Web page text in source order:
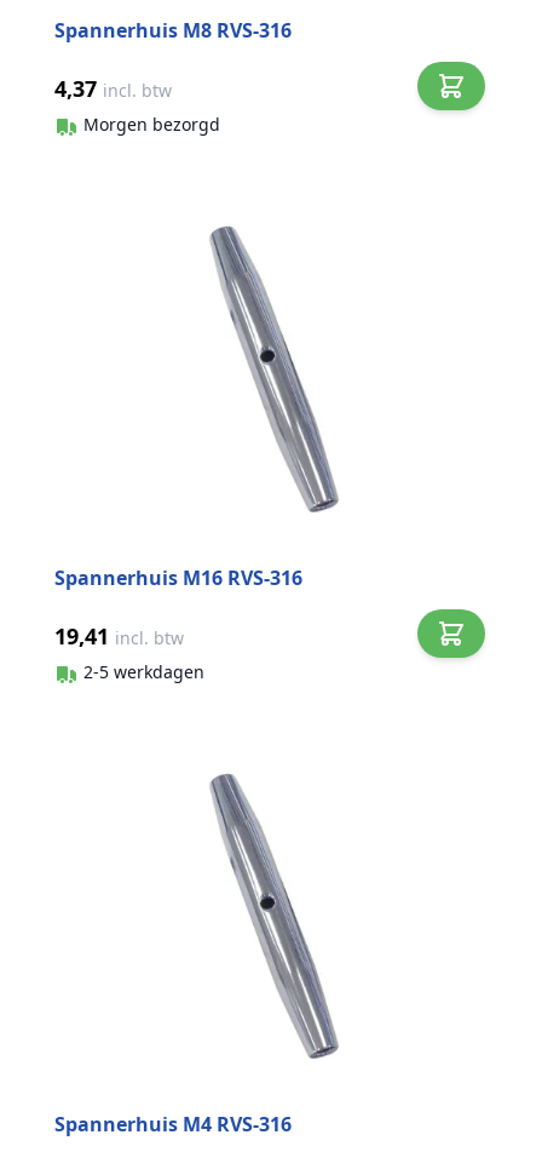
Spannerhuis M8 RVS-316
4,37 incl. btw
Morgen bezorgd
Spannerhuis M16 RVS-316
19,41 incl. btw
2-5 werkdagen
Spannerhuis M4 RVS-316